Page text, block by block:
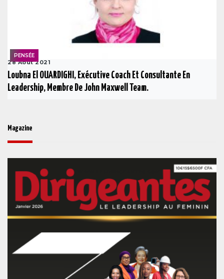
PENSÉE
28 Août 2021
Loubna El OUARDIGHI, Exécutive Coach Et Consultante En
Leadership, Membre De John Maxwell Team.
Magazine